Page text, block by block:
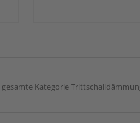
gesamte Kategorie